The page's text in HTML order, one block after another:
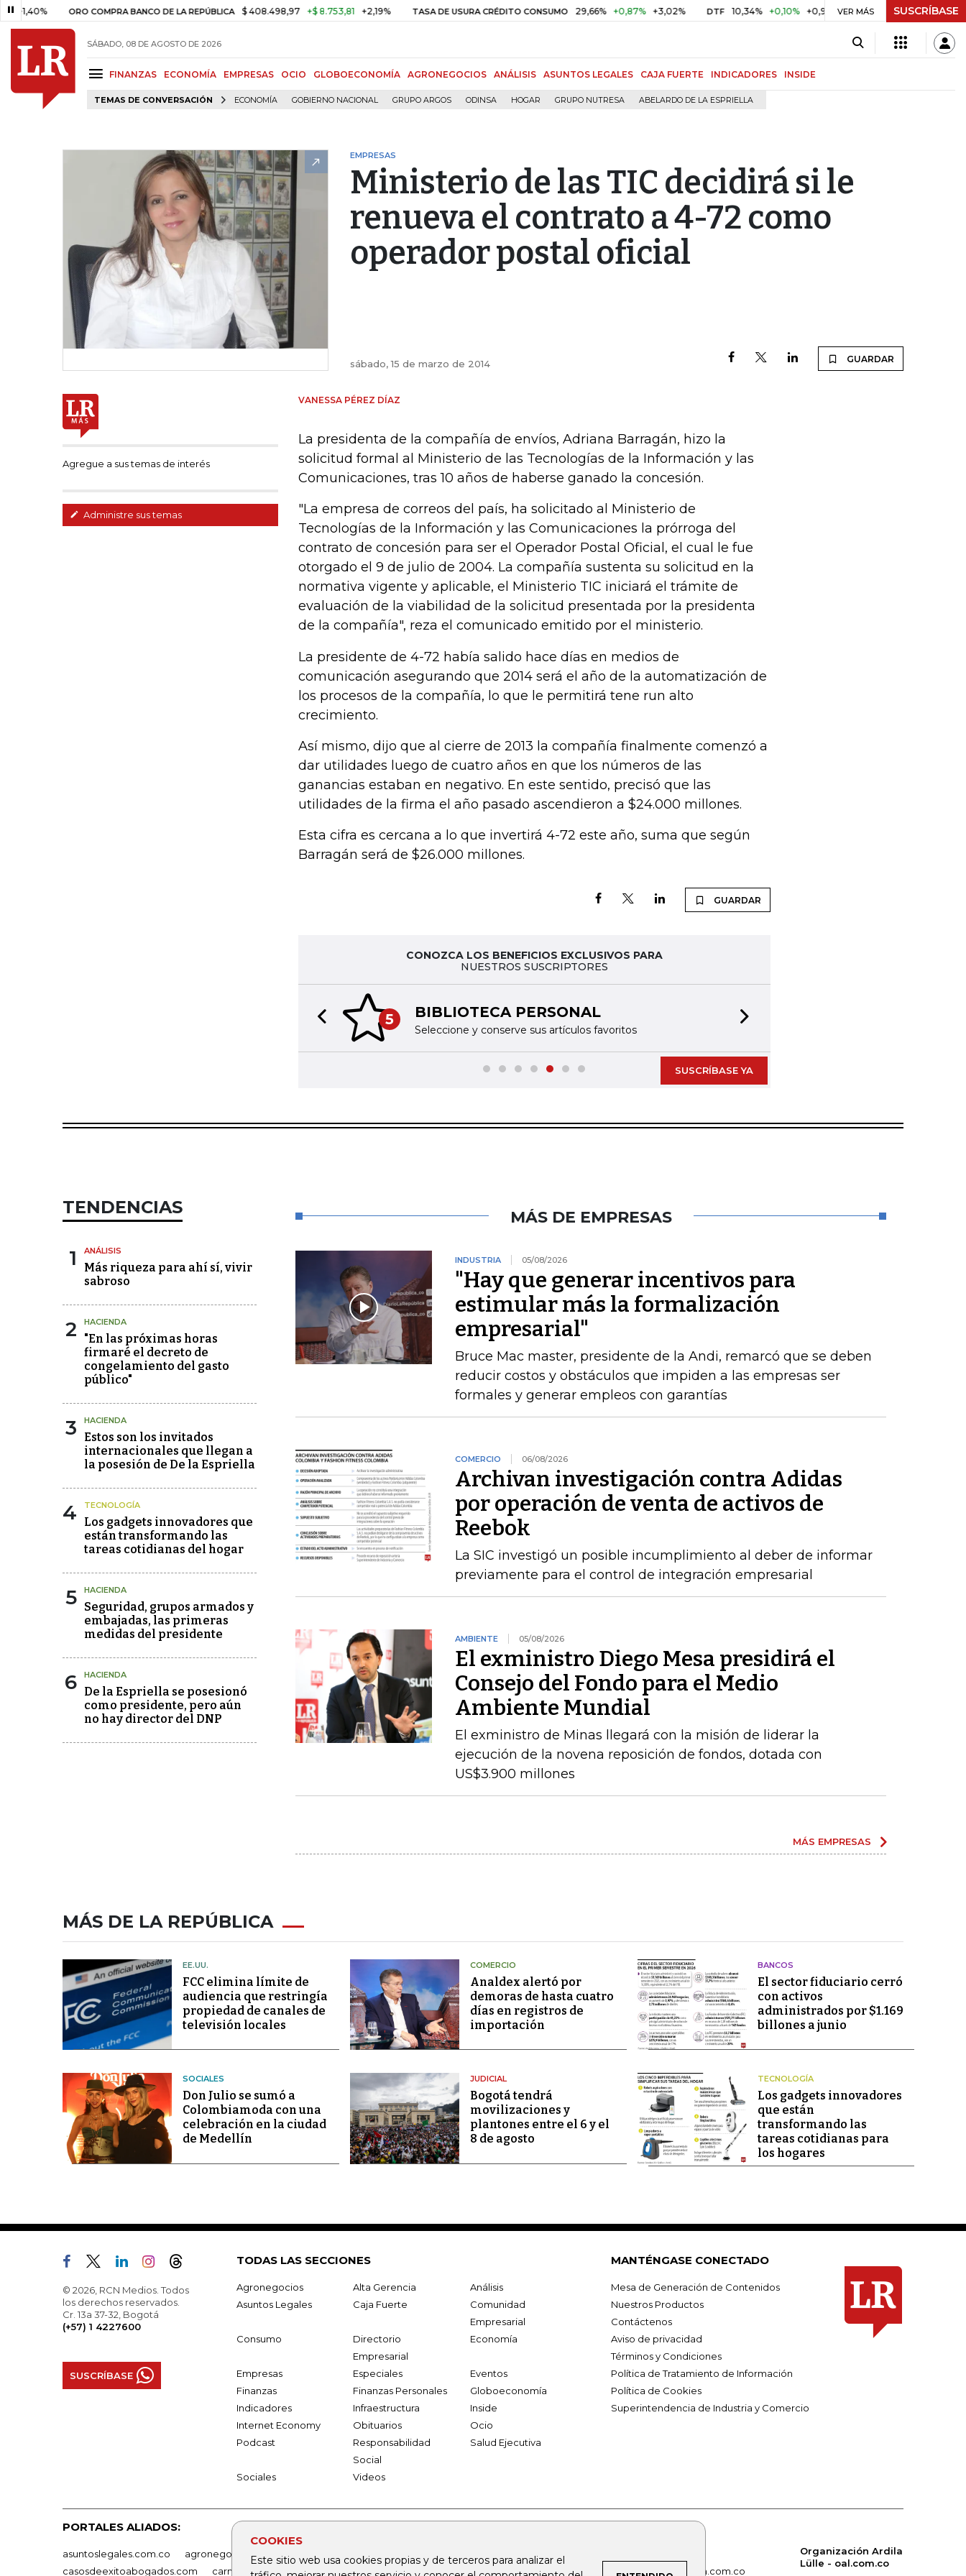
ORO COMPRA BANCO DE LA REPÚBLICA $ 408.498,97 +$ 8.753,81 +2,19% TASA DE USURA CRÉDITO CONSUMO 29,66% +0,87% +3,02% DTF 10,34% +0,10% +0,98% UVR $ 416,96 +$ 0,05 +0,01%
VER MÁS SUSCRÍBASE
SÁBADO, 08 DE AGOSTO DE 2026
FINANZAS ECONOMÍA EMPRESAS OCIO GLOBOECONOMÍA AGRONEGOCIOS ANÁLISIS ASUNTOS LEGALES CAJA FUERTE INDICADORES INSIDE
TEMAS DE CONVERSACIÓN ECONOMÍA GOBIERNO NACIONAL GRUPO ARGOS ODINSA HOGAR GRUPO NUTRESA ABELARDO DE LA ESPRIELLA
COOKIES
Este sitio web usa cookies propias y de terceros para analizar el
EMPRESAS
Ministerio de las TIC decidirá si le
renueva el contrato a 4-72 como
operador postal oficial
sábado, 15 de marzo de 2014 GUARDAR
Agregue a sus temas de interés
Administre sus temas
VANESSA PÉREZ DÍAZ
La presidenta de la compañía de envíos, Adriana Barragán, hizo la
solicitud formal al Ministerio de las Tecnologías de la Información y las
Comunicaciones, tras 10 años de haberse ganado la concesión.
"La empresa de correos del país, ha solicitado al Ministerio de
Tecnologías de la Información y las Comunicaciones la prórroga del
contrato de concesión para ser el Operador Postal Oficial, el cual le fue
otorgado el 9 de julio de 2004. La compañía sustenta su solicitud en la
normativa vigente y aplicable, el Ministerio TIC iniciará el trámite de
evaluación de la viabilidad de la solicitud presentada por la presidenta
de la compañía", reza el comunicado emitido por el ministerio.
La presidente de 4-72 había salido hace días en medios de
comunicación asegurando que 2014 será el año de la automatización de
los procesos de la compañía, lo que le permitirá tene run alto
crecimiento.
Así mismo, dijo que al cierre de 2013 la compañía finalmente comenzó a
dar utilidades luego de cuatro años en que los números de las
ganancias estaban en negativo. En este sentido, precisó que las
utilidades de la firma el año pasado ascendieron a $24.000 millones.
Esta cifra es cercana a lo que invertirá 4-72 este año, suma que según
Barragán será de $26.000 millones.
GUARDAR
CONOZCA LOS BENEFICIOS EXCLUSIVOS PARA
NUESTROS SUSCRIPTORES
5 BIBLIOTECA PERSONAL
Seleccione y conserve sus artículos favoritos
Previous slide
SUSCRÍBASE YA
TENDENCIAS
1 ANÁLISIS
Más riqueza para ahí sí, vivir
sabroso
2 HACIENDA
"En las próximas horas
firmaré el decreto de
congelamiento del gasto
público"
3 HACIENDA
Estos son los invitados
internacionales que llegan a
la posesión de De la Espriella
4 TECNOLOGÍA
Los gadgets innovadores que
están transformando las
tareas cotidianas del hogar
5 HACIENDA
Seguridad, grupos armados y
embajadas, las primeras
medidas del presidente
6 HACIENDA
De la Espriella se posesionó
como presidente, pero aún
no hay director del DNP
MÁS DE EMPRESAS
INDUSTRIA 05/08/2026
"Hay que generar incentivos para
estimular más la formalización
empresarial"
Bruce Mac master, presidente de la Andi, remarcó que se deben
reducir costos y obstáculos que impiden a las empresas ser
formales y generar empleos con garantías
COMERCIO 06/08/2026
Archivan investigación contra Adidas
por operación de venta de activos de
Reebok
La SIC investigó un posible incumplimiento al deber de informar
previamente para el control de integración empresarial
AMBIENTE 05/08/2026
El exministro Diego Mesa presidirá el
Consejo del Fondo para el Medio
Ambiente Mundial
El exministro de Minas llegará con la misión de liderar la
ejecución de la novena reposición de fondos, dotada con
US$3.900 millones
MÁS EMPRESAS
MÁS DE LA REPÚBLICA
EE.UU.
FCC elimina límite de
audiencia que restringía
propiedad de canales de
televisión locales
COMERCIO
Analdex alertó por
demoras de hasta cuatro
días en registros de
importación
BANCOS
El sector fiduciario cerró
con activos
administrados por $1.169
billones a junio
SOCIALES
Don Julio se sumó a
Colombiamoda con una
celebración en la ciudad
de Medellín
JUDICIAL
Bogotá tendrá
movilizaciones y
plantones entre el 6 y el
8 de agosto
TECNOLOGÍA
Los gadgets innovadores
que están
transformando las
tareas cotidianas para
los hogares
© 2026, RCN Medios. Todos
los derechos reservados.
Cr. 13a 37-32, Bogotá
(+57) 1 4227600
SUSCRÍBASE
TODAS LAS SECCIONES
Agronegocios Alta Gerencia
Análisis
Asuntos Legales
Caja Fuerte
Comunidad
Empresarial
Consumo
Directorio
Empresarial
Economía
Empresas Especiales
Eventos
Finanzas
Finanzas Personales
Globoeconomía
Indicadores
Infraestructura
Inside
Internet Economy
Obituarios
Ocio
Podcast
Responsabilidad
Social
Salud Ejecutiva
Sociales Videos
MANTÉNGASE CONECTADO
Mesa de Generación de Contenidos
Nuestros Productos
Contáctenos
Aviso de privacidad
Términos y Condiciones
Política de Tratamiento de Información
Política de Cookies
Superintendencia de Industria y Comercio
PORTALES ALIADOS:
asuntoslegales.com.co agronegocios.co empresas.larepublica.co firmasdeabogados.com
bolsaencolombia.com
casosdeexitoabogados.com
carnavalindustriacultural.com canalrcn.com rcnradio.com noticiasrcn.com lafm.com.co alerta.com.co
Organización Ardila
Lülle - oal.com.co